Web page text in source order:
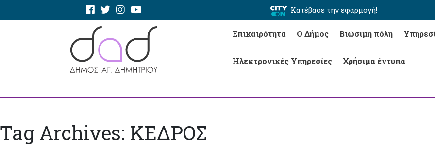
Κατέβασε την εφαρμογή!
Επικαιρότητα Ο Δήμος Βιώσιμη πόλη
Ηλεκτρονικές Υπηρεσίες Χρήσιμα έντυπα
Tag Archives: ΚΕΔΡΟΣ